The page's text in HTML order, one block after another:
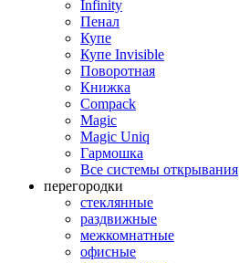
Infinity
Пенал
Купе
Купе Invisible
Поворотная
Книжка
Compack
Magic
Magic Uniq
Гармошка
Все системы открывания
перегородки
стеклянные
раздвижные
межкомнатные
офисные